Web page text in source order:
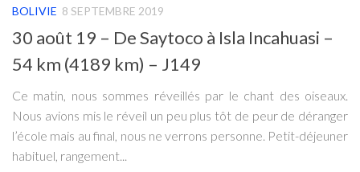
BOLIVIE 8 SEPTEMBRE 2019
30 août 19 – De Saytoco à Isla Incahuasi –
54 km (4189 km) – J149
Ce matin, nous sommes réveillés par le chant des oiseaux.
Nous avions mis le réveil un peu plus tôt de peur de déranger
l’école mais au final, nous ne verrons personne. Petit-déjeuner
habituel, rangement...